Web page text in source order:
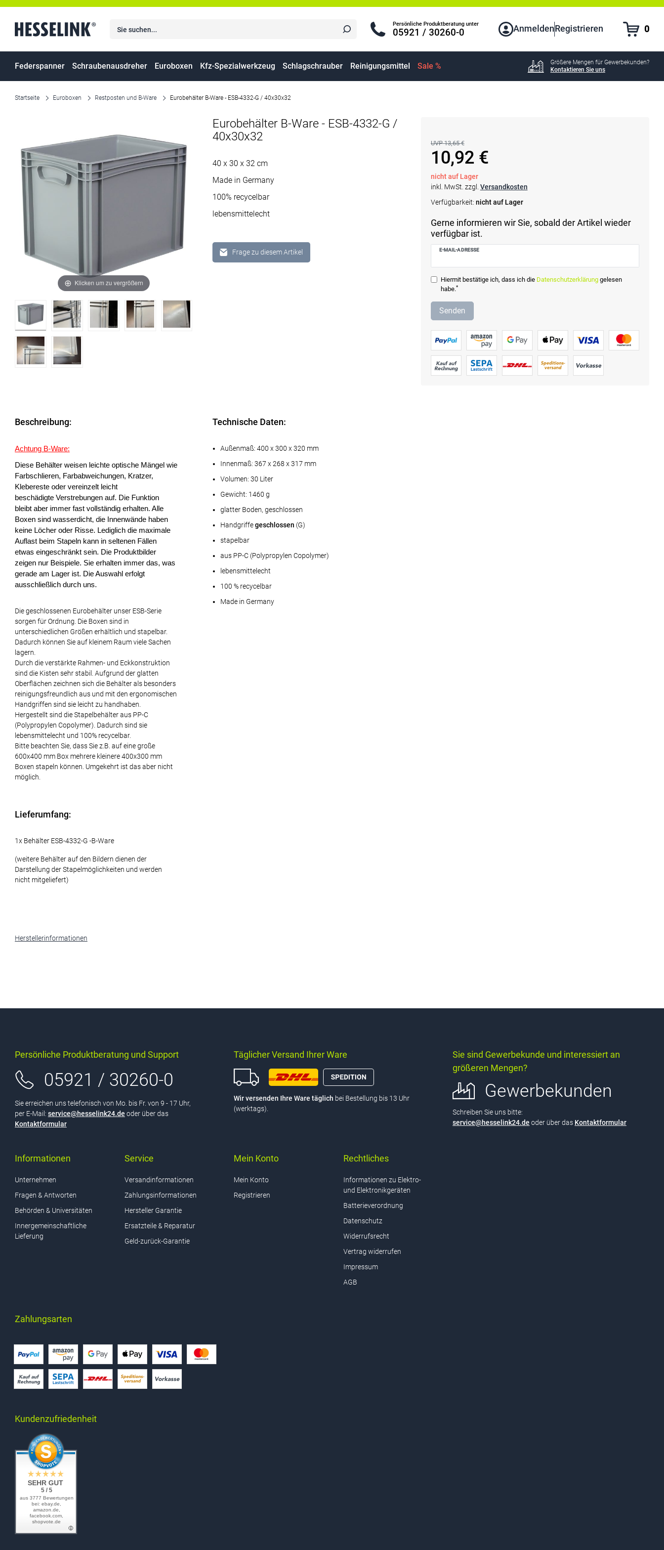
Persönliche Produktberatung unter
05921 / 30260-0 AnmeldenRegistrieren 0
Federspanner Schraubenausdreher Euroboxen Kfz-Spezialwerkzeug Schlagschrauber Reinigungsmittel Sale %
Größere Mengen für Gewerbekunden?
Kontaktieren Sie uns
Startseite Euroboxen Restposten und B-Ware Eurobehälter B-Ware - ESB-4332-G / 40x30x32
Klicken um zu vergrößern
Eurobehälter B-Ware - ESB-4332-G /
40x30x32
40 x 30 x 32 cm
Made in Germany
100% recycelbar
lebensmittelecht
Frage zu diesem Artikel
UVP 13,65 €
10,92 €
nicht auf Lager
inkl. MwSt. zzgl. Versandkosten
Verfügbarkeit: nicht auf Lager
Gerne informieren wir Sie, sobald der Artikel wieder
verfügbar ist.
E-MAIL-ADRESSE
Hiermit bestätige ich, dass ich die Daten­schutz­erklärunggelesen
habe.*
Senden
Beschreibung:
Achtung B-Ware:
Diese Behälter weisen leichte optische Mängel wie
Farbschlieren, Farbabweichungen, Kratzer,
Klebereste oder vereinzelt leicht
beschädigte Verstrebungen auf. Die Funktion
bleibt aber immer fast vollständig erhalten. Alle
Boxen sind wasserdicht, die Innenwände haben
keine Löcher oder Risse. Lediglich die maximale
Auflast beim Stapeln kann in seltenen Fällen
etwas eingeschränkt sein. Die Produktbilder
zeigen nur Beispiele. Sie erhalten immer das, was
gerade am Lager ist. Die Auswahl erfolgt
ausschließlich durch uns.
Die geschlossenen Eurobehälter unser ESB-Serie
sorgen für Ordnung. Die Boxen sind in
unterschiedlichen Größen erhältlich und stapelbar.
Dadurch können Sie auf kleinem Raum viele Sachen
lagern.
Durch die verstärkte Rahmen- und Eckkonstruktion
sind die Kisten sehr stabil. Aufgrund der glatten
Oberflächen zeichnen sich die Behälter als besonders
reinigungsfreundlich aus und mit den ergonomischen
Handgriffen sind sie leicht zu handhaben.
Hergestellt sind die Stapelbehälter aus PP-C
(Polypropylen Copolymer). Dadurch sind sie
lebensmittelecht und 100% recycelbar.
Bitte beachten Sie, dass Sie z.B. auf eine große
600x400 mm Box mehrere kleinere 400x300 mm
Boxen stapeln können. Umgekehrt ist das aber nicht
möglich.
Lieferumfang:
1x Behälter ESB-4332-G -B-Ware
(weitere Behälter auf den Bildern dienen der
Darstellung der Stapelmöglichkeiten und werden
nicht mitgeliefert)
Technische Daten:
Außenmaß: 400 x 300 x 320 mm
Innenmaß: 367 x 268 x 317 mm
Volumen: 30 Liter
Gewicht: 1460 g
glatter Boden, geschlossen
Handgriffegeschlossen (G)
stapelbar
aus PP-C (Polypropylen Copolymer)
lebensmittelecht
100 % recycelbar
Made in Germany
Herstellerinformationen
Persönliche Produktberatung und Support
05921 / 30260-0
Sie erreichen uns telefonisch von Mo. bis Fr. von 9 - 17 Uhr,
per E-Mail: service@hesselink24.de oder über das
Kontaktformular
Täglicher Versand Ihrer Ware
Wir versenden Ihre Ware täglich bei Bestellung bis 13 Uhr
(werktags).
Sie sind Gewerbekunde und interessiert an
größeren Mengen?
Gewerbekunden
Schreiben Sie uns bitte:
service@hesselink24.de oder über das Kontaktformular
Informationen
Unternehmen
Fragen & Antworten
Behörden & Universitäten
Innergemeinschaftliche
Lieferung
Service
Versandinformationen
Zahlungsinformationen
Hersteller Garantie
Ersatzteile & Reparatur
Geld-zurück-Garantie
Mein Konto
Mein Konto
Registrieren
Rechtliches
Informationen zu Elektro-
und Elektronikgeräten
Batterieverordnung
Datenschutz
Widerrufsrecht
Vertrag widerrufen
Impressum
AGB
Zahlungsarten
Kundenzufriedenheit
SEHR GUT
5 / 5
aus 3777 Bewertungen
bei: ebay.de,
amazon.de,
facebook.com,
shopvote.de